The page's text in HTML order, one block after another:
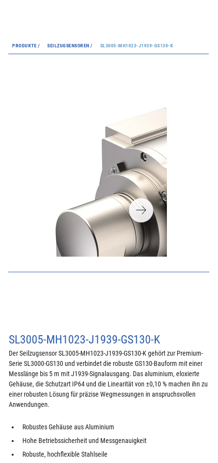
PRODUKTE / SEILZUGSENSOREN / SL3005-MH1023-J1939-GS130-K
SL3005-MH1023-J1939-GS130-K
Der Seilzugsensor SL3005-MH1023-J1939-GS130-K gehört zur Premium-
Serie SL3000-GS130 und verbindet die robuste GS130-Bauform mit einer
Messlänge bis 5 m mit J1939-Signalausgang. Das aluminium, eloxierte
Gehäuse, die Schutzart IP64 und die Linearität von ±0,10 % machen ihn zu
einer robusten Lösung für präzise Wegmessungen in anspruchsvollen
Anwendungen.
Robustes Gehäuse aus Aluminium
Hohe Betriebssicherheit und Messgenauigkeit
Robuste, hochflexible Stahlseile